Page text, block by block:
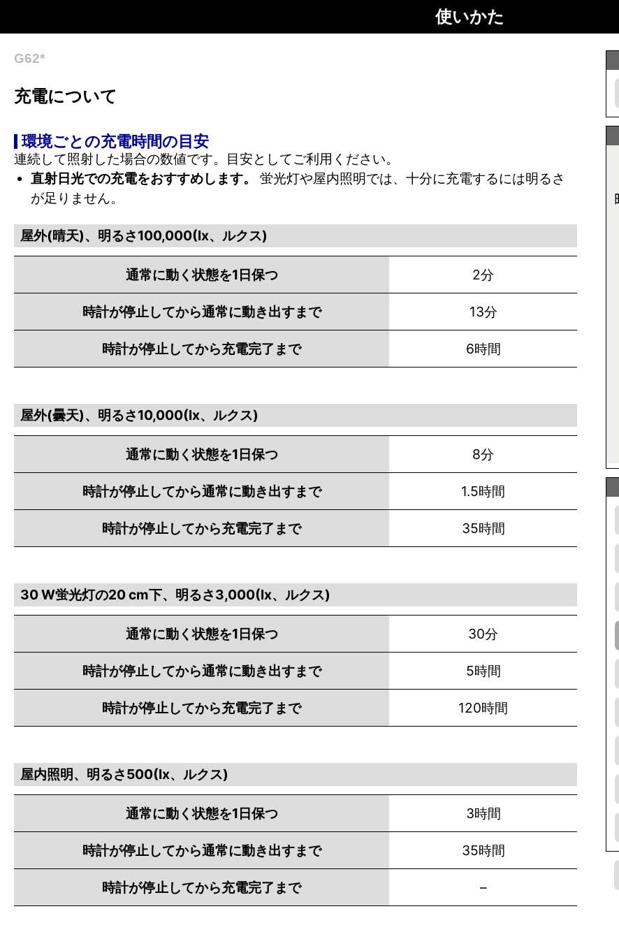
使いかた
G62*
充電について
環境ごとの充電時間の目安
連続して照射した場合の数値です。目安としてご利用ください。
直射日光での充電をおすすめします。
蛍光灯や屋内照明では、十分に充電するには明るさ
が足りません。
屋外(晴天)、明るさ100,000(lx、ルクス)
通常に動く状態を1日保つ 2分
時計が停止してから通常に動き出すまで 13分
時計が停止してから充電完了まで 6時間
屋外(曇天)、明るさ10,000(lx、ルクス)
通常に動く状態を1日保つ 8分
時計が停止してから通常に動き出すまで 1.5時間
時計が停止してから充電完了まで 35時間
30 W蛍光灯の20 cm下、明るさ3,000(lx、ルクス)
通常に動く状態を1日保つ 30分
時計が停止してから通常に動き出すまで 5時間
時計が停止してから充電完了まで 120時間
屋内照明、明るさ500(lx、ルクス)
通常に動く状態を1日保つ 3時間
時計が停止してから通常に動き出すまで 35時間
時計が停止してから充電完了まで –